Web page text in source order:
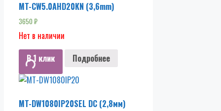
MT-CW5.0AHD20KN (3,6mm)
3650 ₽
Нет в наличии
В 1 клик
Подробнее
MT-DW1080IP20SEL DC (2,8мм)